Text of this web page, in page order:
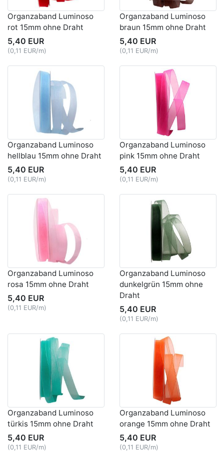
Organzaband Luminoso
rot 15mm ohne Draht
5,40 EUR
(0,11 EUR/m)
Organzaband Luminoso
braun 15mm ohne Draht
5,40 EUR
(0,11 EUR/m)
Organzaband Luminoso
hellblau 15mm ohne Draht
5,40 EUR
(0,11 EUR/m)
Organzaband Luminoso
pink 15mm ohne Draht
5,40 EUR
(0,11 EUR/m)
Organzaband Luminoso
rosa 15mm ohne Draht
5,40 EUR
(0,11 EUR/m)
Organzaband Luminoso
dunkelgrün 15mm ohne
Draht
5,40 EUR
(0,11 EUR/m)
Organzaband Luminoso
türkis 15mm ohne Draht
5,40 EUR
(0,11 EUR/m)
Organzaband Luminoso
orange 15mm ohne Draht
5,40 EUR
(0,11 EUR/m)